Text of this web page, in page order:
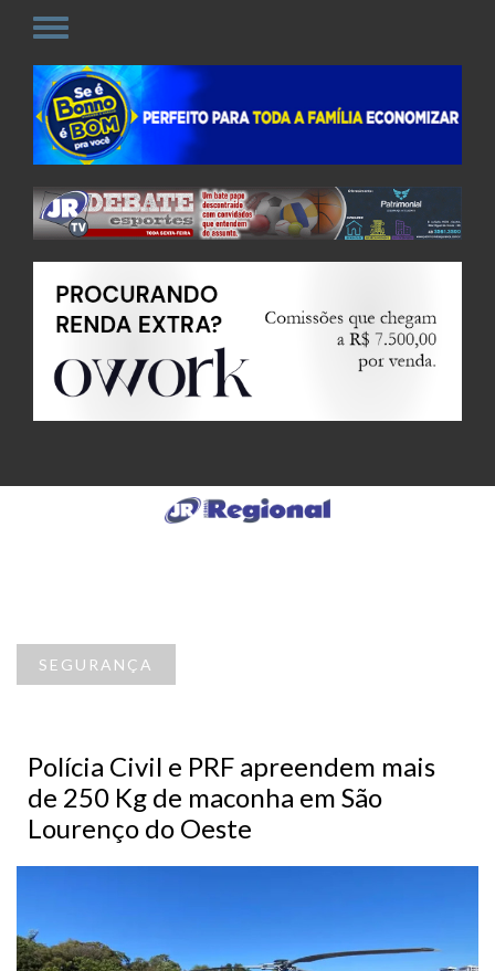
SEGURANÇA
Polícia Civil e PRF apreendem mais
de 250 Kg de maconha em São
Lourenço do Oeste